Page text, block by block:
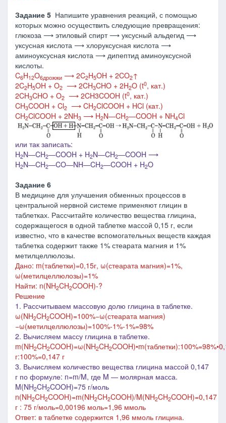
Задание 5 Напишите уравнения реакций, с помощью
которых можно осуществить следующие превращения:
глюкоза ⟶ этиловый спирт ⟶ уксусный альдегид ⟶
уксусная кислота ⟶ хлоруксусная кислота ⟶
аминоуксусная кислота ⟶ дипептид аминоуксусной
кислоты.
C6H12O6дрожжи ⟶ 2C2H5OH + 2CO2↑
2C2H5OH + O2 ⟶ 2CH3CHO + 2H2O (t0, кат.)
2CH3CHO + O2 ⟶ 2CH3COOH (t0, кат.)
CH3COOH + Cl2 ⟶ CH2ClCOOH + HCl (кат.)
CH2ClCOOH + 2NH3 ⟶ H2N―CH2―COOH + NH4Cl
или так записать:
H2N―CH2―COOH + H2N―CH2―COOH ⟶
H2N―CH2―CO―NH―CH2―COOH + H2O
Задание 6
В медицине для улучшения обменных процессов в
центральной нервной системе применяют глицин в
таблетках. Рассчитайте количество вещества глицина,
содержащегося в одной таблетке массой 0,15 г, если
известно, что в качестве вспомогательных веществ каждая
таблетка содержит также 1% стеарата магния и 1%
метилцеллюлозы.
Дано: m(таблетки)=0,15г, ω(стеарата магния)=1%,
ω(метилцеллюлозы)=1%
Найти: n(NH2CH2COOH)-?
Решение
1. Рассчитываем массовую долю глицина в таблетке.
ω(NH2CH2COOH)=100%−ω(стеарата магния)
−ω(метилцеллюлозы)=100%-1%-1%=98%
2. Вычисляем массу глицина в таблетке.
m(NH2CH2COOH)=ω(NH2CH2COOH)•m(таблетки):100%=98%
г:100%=0,147 г
3. Вычисляем количество вещества глицина массой 0,147
г по формуле: n=m/M, где M ― молярная масса.
M(NH2CH2COOH)=75 г/моль
n(NH2CH2COOH)=m(NH2CH2COOH)/M(NH2CH2COOH)=0,147
г : 75 г/моль=0,00196 моль=1,96 ммоль
Ответ: в таблетке содержится 1,96 ммоль глицина.